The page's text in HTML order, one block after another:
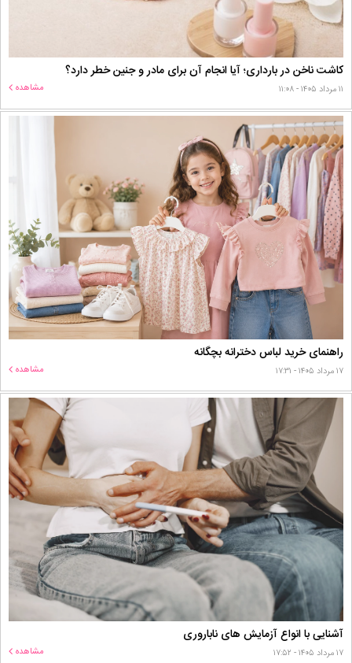
کاشت ناخن در بارداری؛ آیا انجام آن برای مادر و جنین خطر دارد؟
۱۱ مرداد ۱۴۰۵ - ۱۱:۰۸ مشاهده
راهنمای خرید لباس دخترانه بچگانه
۱۷ مرداد ۱۴۰۵ - ۱۷:۳۱ مشاهده
آشنایی با انواع آزمایش های ناباروری
۱۷ مرداد ۱۴۰۵ - ۱۷:۵۲ مشاهده